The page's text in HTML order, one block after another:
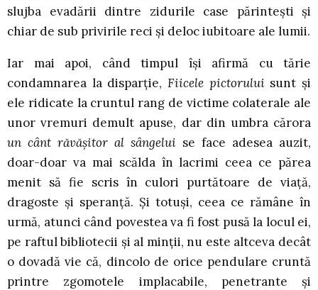
slujba evadării dintre zidurile case părinteşti şi
chiar de sub privirile reci şi deloc iubitoare ale lumii.
Iar mai apoi, când timpul îşi afirmă cu tărie
condamnarea la disparţie, Fiicele pictorului sunt şi
ele ridicate la cruntul rang de victime colaterale ale
unor vremuri demult apuse, dar din umbra cărora
un cânt răvăşitor al sângelui se face adesea auzit,
doar-doar va mai scălda în lacrimi ceea ce părea
menit să fie scris în culori purtătoare de viaţă,
dragoste şi speranţă. Şi totuşi, ceea ce rămâne în
urmă, atunci când povestea va fi fost pusă la locul ei,
pe raftul bibliotecii şi al minţii, nu este altceva decât
o dovadă vie că, dincolo de orice pendulare cruntă
printre zgomotele implacabile, penetrante şi